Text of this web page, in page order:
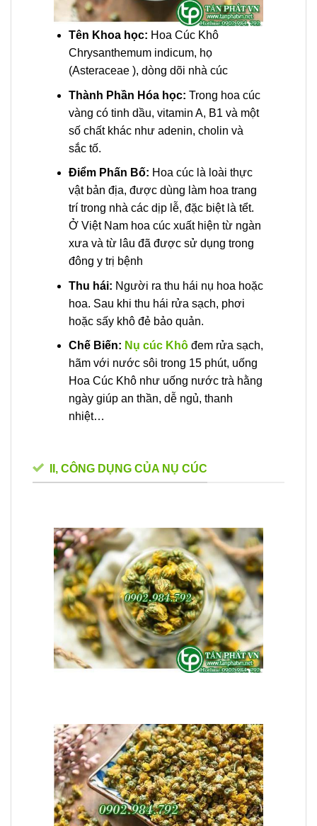
Tên Khoa học: Hoa Cúc Khô
Chrysanthemum indicum, họ
(Asteraceae ), dòng dõi nhà cúc
Thành Phần Hóa học: Trong hoa cúc
vàng có tinh dầu, vitamin A, B1 và một
số chất khác như adenin, cholin và
sắc tố.
Điểm Phấn Bố: Hoa cúc là loài thực
vật bản địa, được dùng làm hoa trang
trí trong nhà các dịp lễ, đặc biệt là tểt.
Ở Việt Nam hoa cúc xuất hiện từ ngàn
xưa và từ lâu đã được sử dụng trong
đông y trị bệnh
Thu hái: Người ra thu hái nụ hoa hoặc
hoa. Sau khi thu hái rửa sạch, phơi
hoặc sấy khô đẻ bảo quản.
Chế Biến: Nụ cúc Khôđem rửa sạch,
hãm với nước sôi trong 15 phút, uống
Hoa Cúc Khô như uống nước trà hằng
ngày giúp an thần, dễ ngủ, thanh
nhiệt…
II, CÔNG DỤNG CỦA NỤ CÚC